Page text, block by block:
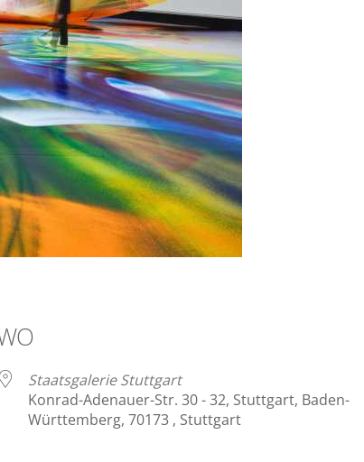
Staatsgalerie Stuttgart
Konrad-Adenauer-Str. 30 - 32, Stuttgart, Baden-
Württemberg, 70173 , Stuttgart